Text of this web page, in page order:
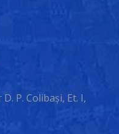
P. Colibași, Et. I,